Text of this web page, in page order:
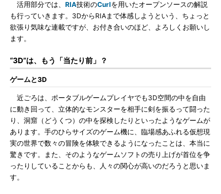
活用部分では、 RIA技術のCurlを用いたオープンソースの解説
も行っていきます。3DからRIAまで体感しようという、ちょっと
欲張り気味な連載ですが、お付き合いのほど、よろしくお願いし
ます。
“3D”は、もう「当たり前」？
ゲームと3D
近ごろは、ポータブルゲームプレイヤでも3D空間の中を自由
に動き回って、立体的なモンスターを相手に剣を振るって闘った
り、洞窟（どうくつ）の中を探検したりといったようなゲームが
あります。手のひらサイズのゲーム機に、臨場感あふれる仮想現
実の世界で数々の冒険を体験できるようになったことは、本当に
驚きです。また、そのようなゲームソフトの売り上げが首位を争
ったりしていることからも、人々の関心が高いのだろうと思いま
す。